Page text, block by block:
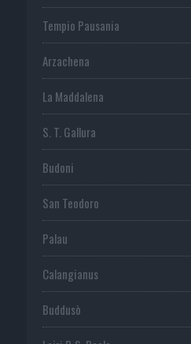
Tempio Pausania
Arzachena
La Maddalena
S. T. Gallura
Budoni
San Teodoro
Palau
Calangianus
Buddusò